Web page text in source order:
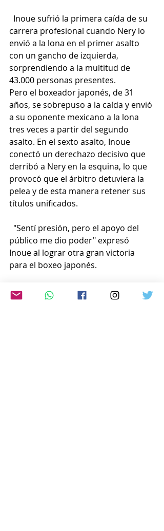
Inoue sufrió la primera caída de su
carrera profesional cuando Nery lo
envió a la lona en el primer asalto
con un gancho de izquierda,
sorprendiendo a la multitud de
43.000 personas presentes.
Pero el boxeador japonés, de 31
años, se sobrepuso a la caída y envió
a su oponente mexicano a la lona
tres veces a partir del segundo
asalto. En el sexto asalto, Inoue
conectó un derechazo decisivo que
derribó a Nery en la esquina, lo que
provocó que el árbitro detuviera la
pelea y de esta manera retener sus
títulos unificados.
"Sentí presión, pero el apoyo del
público me dio poder" expresó
Inoue al lograr otra gran victoria
para el boxeo japonés.
La victoria elevó el récord de Inoue
a 27-0 con 24 nocauts y le permitió